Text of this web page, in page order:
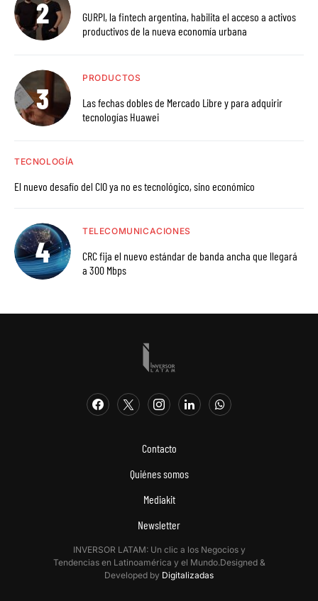
GURPI, la fintech argentina, habilita el acceso a activos
productivos de la nueva economía urbana
PRODUCTOS
Las fechas dobles de Mercado Libre y para adquirir
tecnologías Huawei
TECNOLOGÍA
El nuevo desafío del CIO ya no es tecnológico, sino económico
TELECOMUNICACIONES
CRC fija el nuevo estándar de banda ancha que llegará
a 300 Mbps
Contacto
Quiénes somos
Mediakit
Newsletter
INVERSOR LATAM: Un clic a los Negocios y
Tendencias en Latinoamérica y el Mundo.Designed &
Developed by Digitalizadas